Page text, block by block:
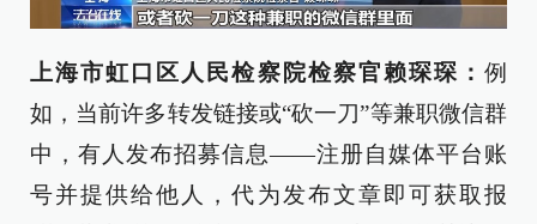
上海市虹口区人民检察院检察官赖琛琛： 例
如，当前许多转发链接或“砍一刀”等兼职微信群
中，有人发布招募信息——注册自媒体平台账
号并提供给他人，代为发布文章即可获取报